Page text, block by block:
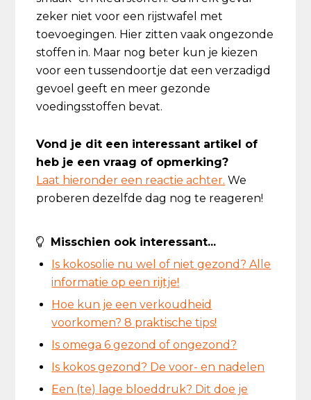
zeker niet voor een rijstwafel met
toevoegingen. Hier zitten vaak ongezonde
stoffen in. Maar nog beter kun je kiezen
voor een tussendoortje dat een verzadigd
gevoel geeft en meer gezonde
voedingsstoffen bevat.
Vond je dit een interessant artikel of
heb je een vraag of opmerking?
Laat hieronder een reactie achter. We
proberen dezelfde dag nog te reageren!
Misschien ook interessant...
Is kokosolie nu wel of niet gezond? Alle
informatie op een rijtje!
Hoe kun je een verkoudheid
voorkomen? 8 praktische tips!
Is omega 6 gezond of ongezond?
Is kokos gezond? De voor- en nadelen
Een (te) lage bloeddruk? Dit doe je